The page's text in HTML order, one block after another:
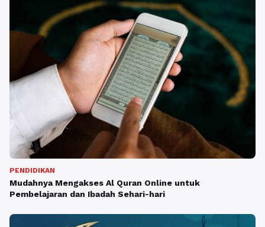
PENDIDIKAN
Mudahnya Mengakses Al Quran Online untuk
Pembelajaran dan Ibadah Sehari-hari